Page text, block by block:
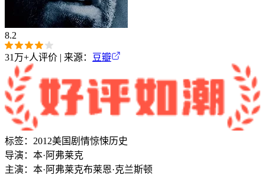
8.2
31万+人评价 | 来源： 豆瓣
标签： 2012美国 剧情惊悚历史
导演： 本·阿弗莱克
主演： 本·阿弗莱克布莱恩·克兰斯顿